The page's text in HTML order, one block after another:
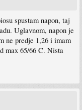
spustam napon, taj
Uglavnom, napon je
ne predje 1,26 i imam
max 65/66 C. Nista